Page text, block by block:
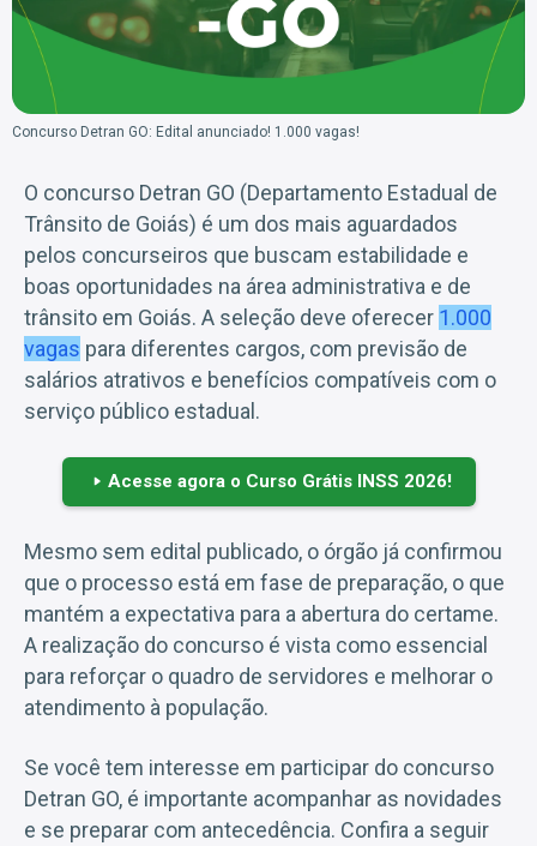
Concurso Detran GO: Edital anunciado! 1.000 vagas!
O concurso Detran GO (Departamento Estadual de
Trânsito de Goiás) é um dos mais aguardados
pelos concurseiros que buscam estabilidade e
boas oportunidades na área administrativa e de
trânsito em Goiás. A seleção deve oferecer 1.000
vagas para diferentes cargos, com previsão de
salários atrativos e benefícios compatíveis com o
serviço público estadual.
Acesse agora o Curso Grátis INSS 2026!
Mesmo sem edital publicado, o órgão já confirmou
que o processo está em fase de preparação, o que
mantém a expectativa para a abertura do certame.
A realização do concurso é vista como essencial
para reforçar o quadro de servidores e melhorar o
atendimento à população.
Se você tem interesse em participar do concurso
Detran GO, é importante acompanhar as novidades
e se preparar com antecedência. Confira a seguir